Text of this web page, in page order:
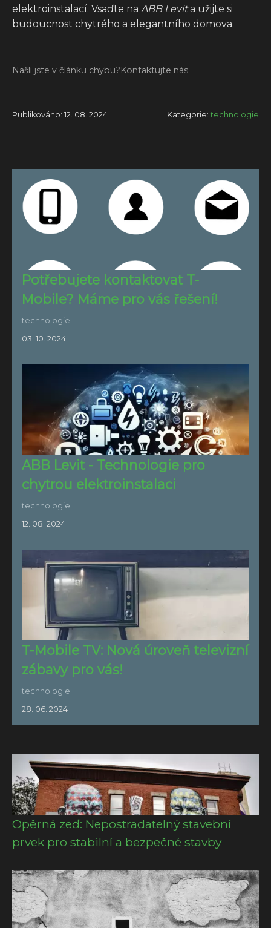
elektroinstalací. Vsaďte na ABB Levita užijte si
budoucnost chytrého a elegantního domova.
Našli jste v článku chybu?Kontaktujte nás
Publikováno: 12. 08. 2024 Kategorie: technologie
Potřebujete kontaktovat T-
Mobile? Máme pro vás řešení!
technologie
03. 10. 2024
ABB Levit - Technologie pro
chytrou elektroinstalaci
technologie
12. 08. 2024
T-Mobile TV: Nová úroveň televizní
zábavy pro vás!
technologie
28. 06. 2024
Opěrná zeď: Nepostradatelný stavební
prvek pro stabilní a bezpečné stavby